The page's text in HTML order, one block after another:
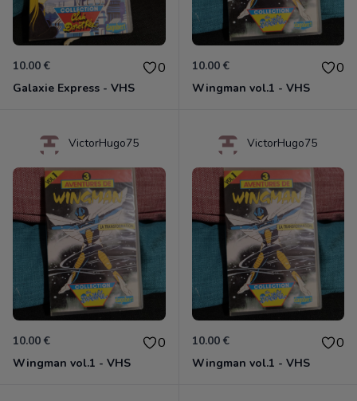
10.00 € 0
Galaxie Express - VHS
10.00 € 0
Wingman vol.1 - VHS
VictorHugo75
10.00 € 0
Wingman vol.1 - VHS
VictorHugo75
10.00 € 0
Wingman vol.1 - VHS